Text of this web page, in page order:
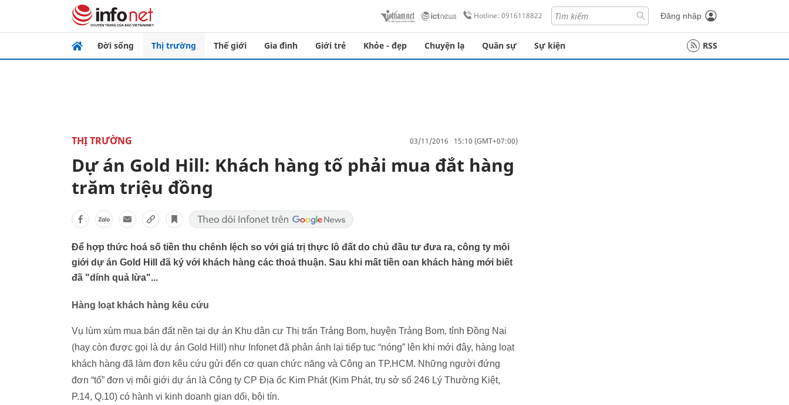
Hotline: 0916118822 Đăng nhập
Đời sống Thị trường Thế giới Gia đình Giới trẻ Khỏe - đẹp Chuyện lạ Quân sự Sự kiện RSS
THỊ TRƯỜNG 03/11/2016 15:10 (GMT+07:00)
Dự án Gold Hill: Khách hàng tố phải mua đắt hàng
trăm triệu đồng
Để hợp thức hoá số tiền thu chênh lệch so với giá trị thực lô đất do chủ đầu tư đưa ra, công ty môi
giới dự án Gold Hill đã ký với khách hàng các thoả thuận. Sau khi mất tiền oan khách hàng mới biết
đã "dính quả lừa"...
Hàng loạt khách hàng kêu cứu
Vụ lùm xùm mua bán đất nền tại dự án Khu dân cư Thị trấn Trảng Bom, huyện Trảng Bom, tỉnh Đồng Nai
(hay còn được gọi là dự án Gold Hill) như Infonet đã phản ánh lại tiếp tục “nóng” lên khi mới đây, hàng loạt
khách hàng đã làm đơn kêu cứu gửi đến cơ quan chức năng và Công an TP.HCM. Những người đứng
đơn “tố” đơn vị môi giới dự án là Công ty CP Địa ốc Kim Phát (Kim Phát, trụ sở số 246 Lý Thường Kiệt,
P.14, Q.10) có hành vi kinh doanh gian dối, bội tín.